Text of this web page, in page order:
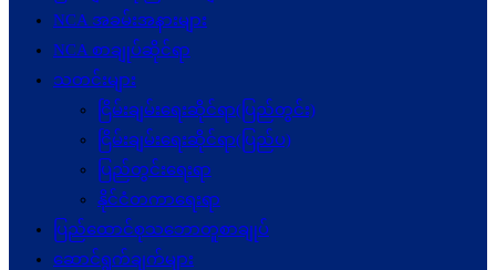
NCA အခမ်းအနားများ
NCA စာချုပ်ဆိုင်ရာ
သတင်းများ
ငြိမ်းချမ်းရေးဆိုင်ရာ(ပြည်တွင်း)
ငြိမ်းချမ်းရေးဆိုင်ရာ(ပြည်ပ)
ပြည်တွင်းရေးရာ
နိုင်ငံတကာရေးရာ
ပြည်ထောင်စုသဘောတူစာချုပ်
ဆောင်ရွက်ချက်များ